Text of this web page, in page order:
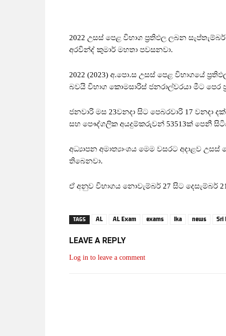
2022 උසස් පෙළ විභාග ප්‍රතිඵල ලබන
අරවින්ද් කුමාර් මහතා පවසනවා.
2022 (2023) අ.පො.ස උසස් පෙළ විභාගයේ
බවයි විභාග කොමසාරිස් ජනරාල්වරයා මීට පෙර
ජනවාරි මස 23වනදා සිට පෙබරවාරි 17 වනදා
සහ පෞද්ගලික අයදුම්කරුවන් 53513ක් පෙනී
අධ්‍යාපන අමාත්‍යාංශය මෙම වසරට අදාළව
තිබෙනවා.
ඒ අනුව විභාගය නොවැම්බර් 27 සිට දෙසැම්බර්
TAGS AL AL Exam exams lka news Sri
LEAVE A REPLY
Log in to leave a comment